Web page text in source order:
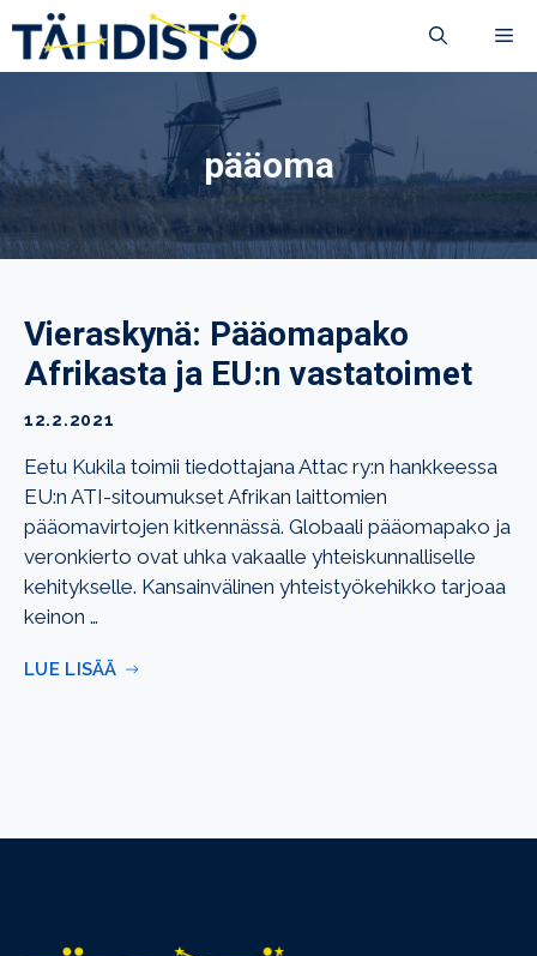
sisältöön
pääoma
Vieraskynä: Pääomapako
Afrikasta ja EU:n vastatoimet
12.2.2021
Eetu Kukila toimii tiedottajana Attac ry:n hankkeessa
EU:n ATI-sitoumukset Afrikan laittomien
pääomavirtojen kitkennässä. Globaali pääomapako ja
veronkierto ovat uhka vakaalle yhteiskunnalliselle
kehitykselle. Kansainvälinen yhteistyökehikko tarjoaa
keinon …
LUE LISÄÄ